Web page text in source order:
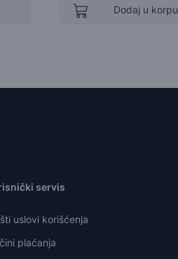
Dodaj u korpu
servis
uslovi korišćenja
plaćanja